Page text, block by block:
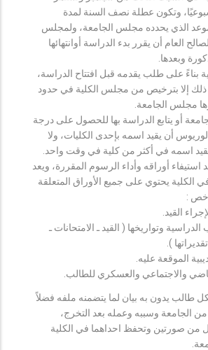
وتكون عطلة نصف السنة لمدة
الذي يحدده مجلس الجامعة، ولمجلس
العام أن يقرر بدء الدراسة أوانتهائها
وبعدها.
بناءً على طلب يقدمه قبل افتتاح الدراسة،
ذلك إلا بترخيص من مجلس الكلية في حدود
مجلس الجامعة.
أو يتابع الدراسة بها للحصول على درجة
أن يقيد اسمه بإحدى الكليات، ولا
اسمه في أكثر من كلية في وقت واحد.
استيفاء أوراقه وأداء الرسوم المقررة، ويعد
يحتوي على جميع الأوراق المتعلقة
:
القيد.
وتواريخها ( القيد ـ الامتحانات ـ
).
الموقعة عليه.
والاجتماعي والعسكري للطالب.
يدون به بيان لما يتضمنه ملفه فضلاً
الجامعة وسببه وعمله بعد التخرج،
من صورتين وتحفظ احداهما في الكلية